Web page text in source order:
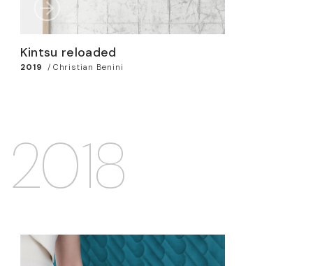
Kintsu reloaded
2019 / Christian Benini
2018